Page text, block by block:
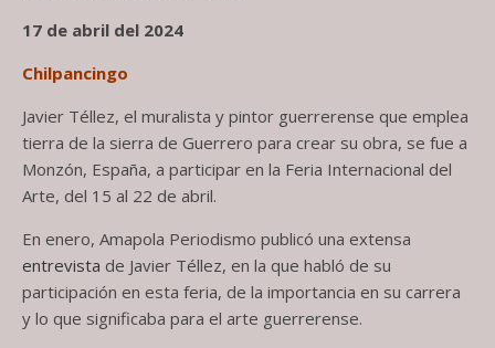
17 de abril del 2024
Chilpancingo
Javier Téllez, el muralista y pintor guerrerense que emplea
tierra de la sierra de Guerrero para crear su obra, se fue a
Monzón, España, a participar en la Feria Internacional del
Arte, del 15 al 22 de abril.
En enero, Amapola Periodismo publicó una extensa
entrevista de Javier Téllez, en la que habló de su
participación en esta feria, de la importancia en su carrera
y lo que significaba para el arte guerrerense.